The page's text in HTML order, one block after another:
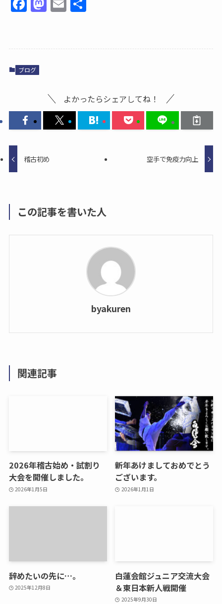
a
e
b
k
a
o
n
m
l
ブログ
よかったらシェアしてね！
稽古初め 空手で免疫力向上
この記事を書いた人
byakuren
関連記事
2026年稽古始め・試割り
大会を開催しました。
2026年1月5日
新年あけましておめでとう
ございます。
2026年1月1日
辞めたいの先に…。
2025年12月8日
白蓮会館ジュニア交流大会
＆東日本新人戦開催
2025年9月30日